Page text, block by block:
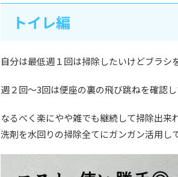
トイレ編
自分は最低週１回は掃除したいけどブラシ
週２回～3回は便座の裏の飛び跳ねを確認し
なるべく楽にやや雑でも継続して掃除出
洗剤を水回りの掃除全てにガンガン活用し